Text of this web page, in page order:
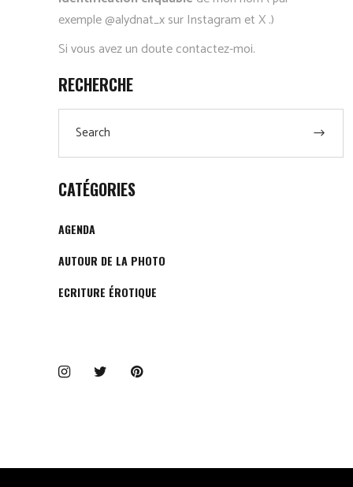
exemple @alydnat_x sur Instagram et X .)
Si vous avez un doute contactez-moi.
RECHERCHE
CATÉGORIES
AGENDA
AUTOUR DE LA PHOTO
ECRITURE ÉROTIQUE